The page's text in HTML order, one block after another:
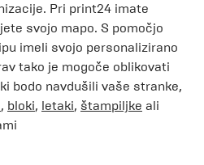
Pri print24 imate
svojo mapo. S pomočjo
imeli svojo personalizirano
tako je mogoče oblikovati
bodo navdušili vaše stranke,
, bloki, letaki, štampiljke ali